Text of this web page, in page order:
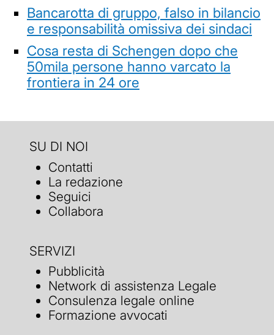
Bancarotta di gruppo, falso in bilancio
e responsabilità omissiva dei sindaci
Cosa resta di Schengen dopo che
50mila persone hanno varcato la
frontiera in 24 ore
SU DI NOI
Contatti
La redazione
Seguici
Collabora
SERVIZI
Pubblicità
Network di assistenza Legale
Consulenza legale online
Formazione avvocati